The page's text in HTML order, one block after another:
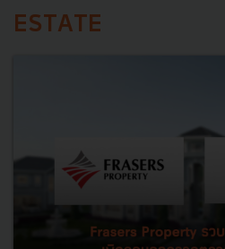
ESTATE